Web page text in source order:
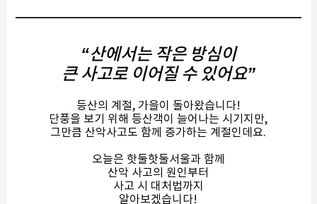
“산에서는 작은 방심이
큰 사고로 이어질 수 있어요”
등산의 계절, 가을이 돌아왔습니다!
단풍을 보기 위해 등산객이 늘어나는 시기지만,
그만큼 산악사고도 함께 증가하는 계절인데요.
오늘은 핫둘핫둘서울과 함께
산악 사고의 원인부터
사고 시 대처법까지
알아보겠습니다!